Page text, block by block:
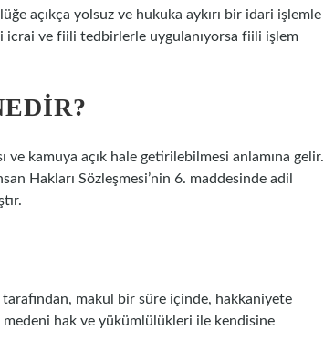
açıkça yolsuz ve hukuka aykırı bir idari işlemle
icrai ve fiili tedbirlerle uygulanıyorsa fiili işlem
ve kamuya açık hale getirilebilmesi anlamına gelir.
Hakları Sözleşmesi’nin 6. maddesinde adil
tarafından, makul bir süre içinde, hakkaniyete
medeni hak ve yükümlülükleri ile kendisine